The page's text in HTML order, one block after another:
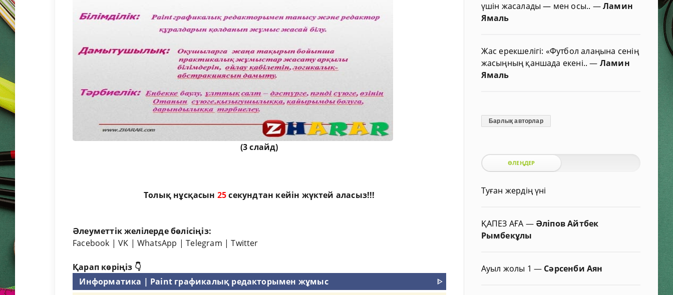
(3 слайд)
Толық нұсқасын 23секундтан кейін жүктей аласыз!!!
Әлеуметтік желілерде бөлісіңіз:
Facebook |VK |WhatsApp |Telegram |Twitter
Қарап көріңіз 👇
Информатика | Paint графикалық редакторымен жұмыс
ᐈ
үшін жасалады — мен осы.. —Ламин
Ямаль
Жас ерекшелігі: «Футбол алаңына сенің
жасыңның қаншада екені..— Ламин
Ямаль
Барлық авторлар
ӨЛЕҢДЕР
Туған жердің үні
ҚАПЕЗ АҒА — Әліпов Айтбек
Рымбекұлы
Ауыл жолы 1 — Сәрсенби Аян